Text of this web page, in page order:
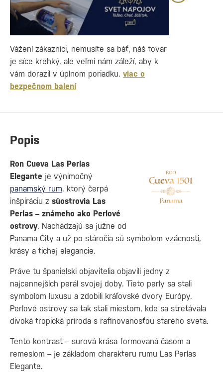
Popis
Ron Cueva Las Perlas
Elegante je výnimočný
panamský rum, ktorý čerpá
inšpiráciu z súostrovia Las
Perlas – známeho ako Perlové
ostrovy. Nachádzajú sa južne od
Panama City a už po stáročia sú symbolom vzácnosti,
krásy a tichej elegancie.
Práve tu španielski objavitelia objavili jedny z
najcennejších perál svojej doby. Tieto perly sa stali
symbolom luxusu a zdobili kráľovské dvory Európy.
Perlové ostrovy sa tak stali miestom, kde sa stretávala
divoká tropická príroda s rafinovanosťou starého sveta.
Tento kontrast – surová krása formovaná časom a
remeslom – je základom charakteru rumu Las Perlas
Elegante.
Vážení zákazníci, nemusíte sa báť, náš tovar
je síce krehký, ale veľmi nám záleží, aby k
vám dorazil v úplnom poriadku. viac o
bezpečnom balení